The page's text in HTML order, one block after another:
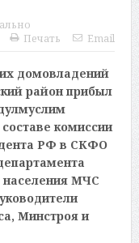
Печать
Email
домовладений
район прибыл
комиссии
РФ в СКФО
МЧС
Минстроя и